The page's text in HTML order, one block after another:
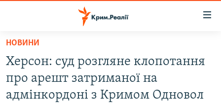
Перейти
основного
матеріалу
Перейти
до
ВОДА.КРИМ
ВІДЕО ТА ФОТО
НОВИНИ
Херсон: суд розгляне клопотання
про арешт затриманої на
адмінкордоні з Кримом Одновол